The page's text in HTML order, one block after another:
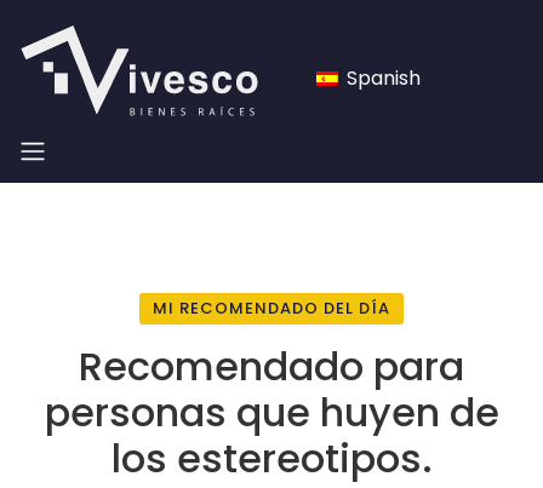
Spanish
MI RECOMENDADO DEL DÍA
Recomendado para
personas que huyen de
los estereotipos.